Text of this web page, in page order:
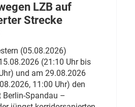
LZB auf
Strecke
(05.08.2026)
(21:10 Uhr bis
und am 29.08.2026
11:00 Uhr) den
Spandau –